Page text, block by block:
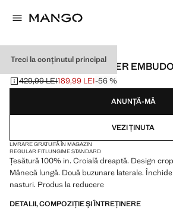
Treci la conținutul principal
TRENCH DE IN CU GULER EMBUDO
Preț inițial tăiat [429,99 LEI ]
429,99 LEI
Preț actual [189,99 LEI ]
189,99 LEI-56 %
Selectează o culoare
ANUNȚĂ-MĂ
VEZI ȚINUTA
LIVRARE GRATUITĂ ÎN MAGAZIN
REGULAR FITLUNGIME STANDARD
Țesătură 100% in. Croială dreaptă. Design
Mânecă lungă. Două buzunare laterale.
nasturi. Produs la reducere
DETALII, COMPOZIȚIE ȘI ÎNTREȚINERE